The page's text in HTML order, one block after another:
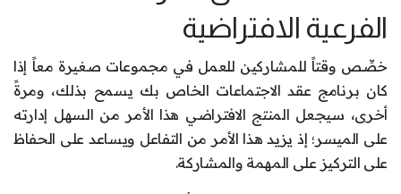
الفرعية الافتراضية
خصِّص وقتاً للمشاركين للعمل في مجموعات صغيرة معاً إذا
كان برنامج عقد الاجتماعات الخاص بك يسمح بذلك، ومرةً
أخرى، سيجعل المنتج الافتراضي هذا الأمر من السهل إدارته
على الميسر؛ إذ يزيد هذا الأمر من التفاعل ويساعد على الحفاظ
على التركيز على المهمة والمشاركة.